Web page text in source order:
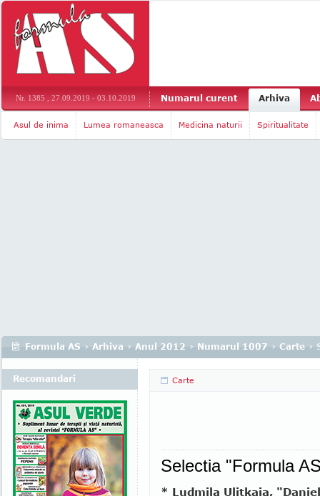
Nr. 1385 , 27.09.2019 - 03.10.2019 Numarul curent Arhiva
Asul de inima Lumea romaneasca Medicina naturii Spiritualitate
Formula AS › Arhiva › Anul 2012 › Numarul 1007 › Carte ›
Carte
Selectia "Formula
* Ludmila Ulitkaia,
Recomandari